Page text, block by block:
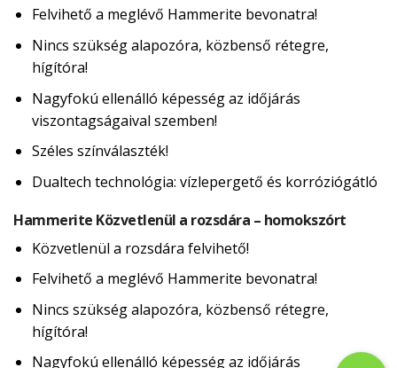
Felvihető a meglévő Hammerite bevonatra!
Nincs szükség alapozóra, közbenső rétegre,
hígítóra!
Nagyfokú ellenálló képesség az időjárás
viszontagságaival szemben!
Széles színválaszték!
Dualtech technológia: vízlepergető és korróziógátló
Hammerite Közvetlenül a rozsdára – homokszórt
Közvetlenül a rozsdára felvihető!
Felvihető a meglévő Hammerite bevonatra!
Nincs szükség alapozóra, közbenső rétegre,
hígítóra!
Nagyfokú ellenálló képesség az időjárás